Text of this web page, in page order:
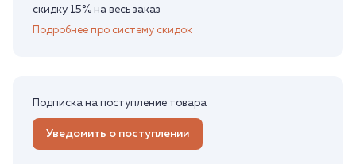
скидку 15% на весь заказ
Подробнее про систему скидок
Подписка на поступление товара
Уведомить о поступлении